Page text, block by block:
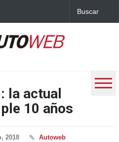
la actual
10 años
2018 Autoweb